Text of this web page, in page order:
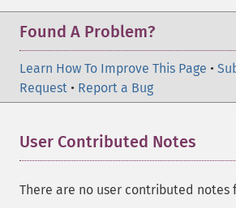
Found A Problem?
Learn How To Improve This Page •
Request • Report a Bug
User Contributed Notes
There are no user contributed notes